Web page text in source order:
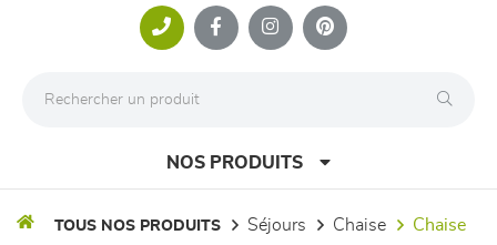
NOS PRODUITS
TOUS NOS PRODUITS séjours chaise chaise